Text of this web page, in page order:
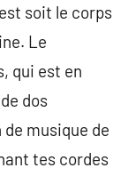
soit le corps
Le
qui est en
dos
musique de
tes cordes